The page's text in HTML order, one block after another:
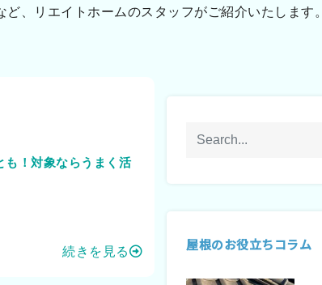
、リエイトホームのスタッフがご紹介いたします。
も！対象ならうまく活
続きを見る 屋根のお役立ちコラム